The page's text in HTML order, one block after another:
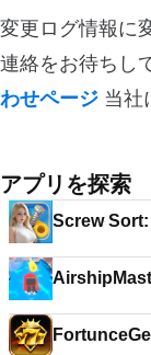
変更ログ情報に
連絡をお待ちし
わせページ 当社
アプリを探索
Screw